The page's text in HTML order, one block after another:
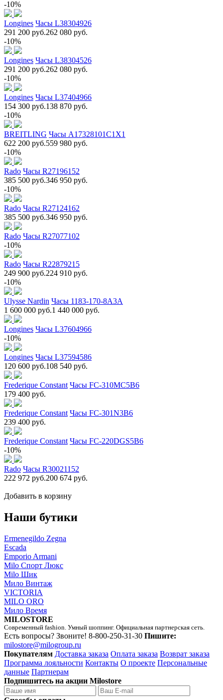
-10%
Longines Часы L38304926
291 200 руб.262 080 руб.
-10%
Longines Часы L38304526
291 200 руб.262 080 руб.
-10%
Longines Часы L37404966
154 300 руб.138 870 руб.
-10%
BREITLING Часы A17328101C1X1
622 200 руб.559 980 руб.
-10%
Rado Часы R27196152
385 500 руб.346 950 руб.
-10%
Rado Часы R27124162
385 500 руб.346 950 руб.
Rado Часы R27077102
-10%
Rado Часы R22879215
249 900 руб.224 910 руб.
-10%
Ulysse Nardin Часы 1183-170-8A3A
1 600 000 руб.1 440 000 руб.
Longines Часы L37604966
-10%
Longines Часы L37594586
120 600 руб.108 540 руб.
Frederique Constant Часы FC-310MC5B6
179 400 руб.
Frederique Constant Часы FC-301N3B6
239 400 руб.
Frederique Constant Часы FC-220DGS5B6
-10%
Rado Часы R30021152
222 972 руб.200 674 руб.
Добавить в корзину
Наши бутики
Ermenegildo Zegna
Escada
Emporio Armani
Milo Спорт Люкс
Milo Шик
Мило Винтаж
VICTORIA
MILO ORO
Мило Время
MILOSTORE
Современный fashion. Умный шоппинг. Официальная партнерская сеть.
Есть вопросы? Звоните! 8-800-250-31-30 Пишите:
milostore@milogroup.ru
Покупателям Доставка заказа Оплата заказа Возврат заказа
Программа лояльности Контакты О проекте Персональные
данные Партнерам
Подпишитесь на акции Milostore